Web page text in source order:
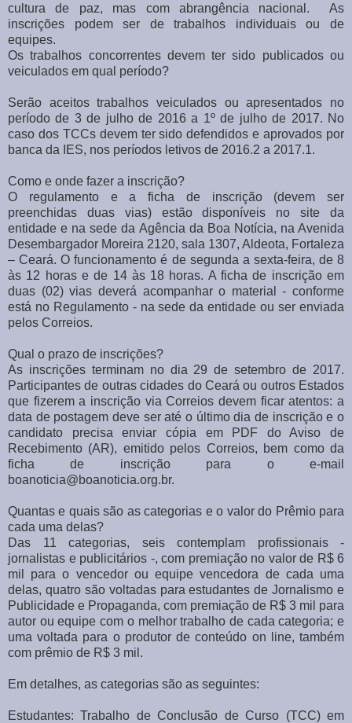
cultura de paz, mas com abrangência nacional. As
inscrições podem ser de trabalhos individuais ou de
equipes.
Os trabalhos concorrentes devem ter sido publicados ou
veiculados em qual período?
Serão aceitos trabalhos veiculados ou apresentados no
período de 3 de julho de 2016 a 1º de julho de 2017. No
caso dos TCCs devem ter sido defendidos e aprovados por
banca da IES, nos períodos letivos de 2016.2 a 2017.1.
Como e onde fazer a inscrição?
O regulamento e a ficha de inscrição (devem ser
preenchidas duas vias) estão disponíveis no site da
entidade e na sede da Agência da Boa Notícia, na Avenida
Desembargador Moreira 2120, sala 1307, Aldeota, Fortaleza
– Ceará. O funcionamento é de segunda a sexta-feira, de 8
às 12 horas e de 14 às 18 horas. A ficha de inscrição em
duas (02) vias deverá acompanhar o material - conforme
está no Regulamento - na sede da entidade ou ser enviada
pelos Correios.
Qual o prazo de inscrições?
As inscrições terminam no dia 29 de setembro de 2017.
Participantes de outras cidades do Ceará ou outros Estados
que fizerem a inscrição via Correios devem ficar atentos: a
data de postagem deve ser até o último dia de inscrição e o
candidato precisa enviar cópia em PDF do Aviso de
Recebimento (AR), emitido pelos Correios, bem como da
ficha de inscrição para o e-mail
boanoticia@boanoticia.org.br.
Quantas e quais são as categorias e o valor do Prêmio para
cada uma delas?
Das 11 categorias, seis contemplam profissionais -
jornalistas e publicitários -, com premiação no valor de R$ 6
mil para o vencedor ou equipe vencedora de cada uma
delas, quatro são voltadas para estudantes de Jornalismo e
Publicidade e Propaganda, com premiação de R$ 3 mil para
autor ou equipe com o melhor trabalho de cada categoria; e
uma voltada para o produtor de conteúdo on line, também
com prêmio de R$ 3 mil.
Em detalhes, as categorias são as seguintes:
Estudantes: Trabalho de Conclusão de Curso (TCC) em